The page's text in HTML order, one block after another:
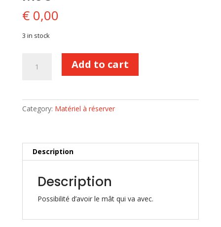
€0,00
3 in stock
grand
Add to cart
Category: Matériel à réserver
Description
Description
Possibilité d’avoir le mât qui va avec.